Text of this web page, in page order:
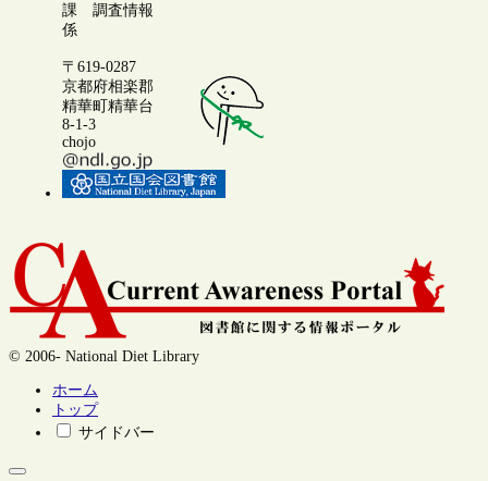
課 調査情報
係
〒619-0287
京都府相楽郡
精華町精華台
8-1-3
chojo
© 2006- National Diet Library
ホーム
トップ
サイドバー